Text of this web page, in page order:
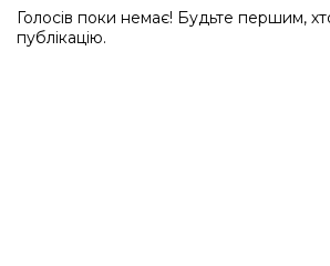
Голосів поки немає! Будьте першим,
публікацію.